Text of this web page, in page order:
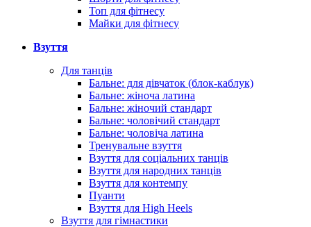
Топ для фітнесу
Майки для фітнесу
Взуття
Для танців
Бальне: для дівчаток (блок-каблук)
Бальне: жіноча латина
Бальне: жіночий стандарт
Бальне: чоловічий стандарт
Бальне: чоловіча латина
Тренувальне взуття
Взуття для соціальних танців
Взуття для народних танців
Взуття для контемпу
Пуанти
Взуття для High Heels
Взуття для гімнастики